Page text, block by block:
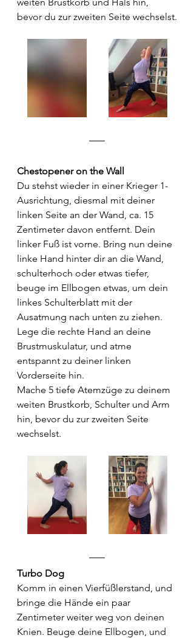
bevor du zur zweiten Seite wechselst.
Chestopener on the Wall
Du stehst wieder in einer Krieger 1-
Ausrichtung, diesmal mit deiner
linken Seite an der Wand, ca. 15
Zentimeter davon entfernt. Dein
linker Fuß ist vorne. Bring nun deine
linke Hand hinter dir an die Wand,
schulterhoch oder etwas tiefer,
beuge im Ellbogen etwas, um dein
linkes Schulterblatt mit der
Ausatmung nach unten zu ziehen.
Lege die rechte Hand an deine
Brustmuskulatur, und atme
entspannt zu deiner linken
Vorderseite hin.
Mache 5 tiefe Atemzüge zu deinem
weiten Brustkorb, Schulter und Arm
hin, bevor du zur zweiten Seite
wechselst.
Turbo Dog
Komm in einen Vierfüßlerstand, und
bringe die Hände ein paar
Zentimeter weiter weg von deinen
Knien. Beuge deine Ellbogen, und